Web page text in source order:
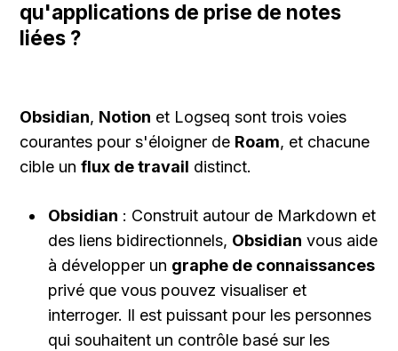
qu'applications de prise de notes
liées ?
Obsidian, Notion et Logseq sont trois voies
courantes pour s'éloigner de Roam, et chacune
cible un flux de travail distinct.
Obsidian : Construit autour de Markdown et
des liens bidirectionnels, Obsidian vous aide
à développer un graphe de connaissances
privé que vous pouvez visualiser et
interroger. Il est puissant pour les personnes
qui souhaitent un contrôle basé sur les